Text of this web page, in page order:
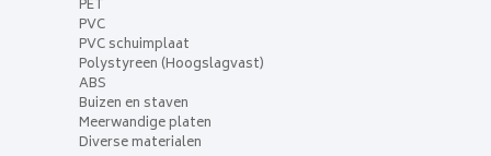
PET
PVC
PVC schuimplaat
Polystyreen (Hoogslagvast)
ABS
Buizen en staven
Meerwandige platen
Diverse materialen